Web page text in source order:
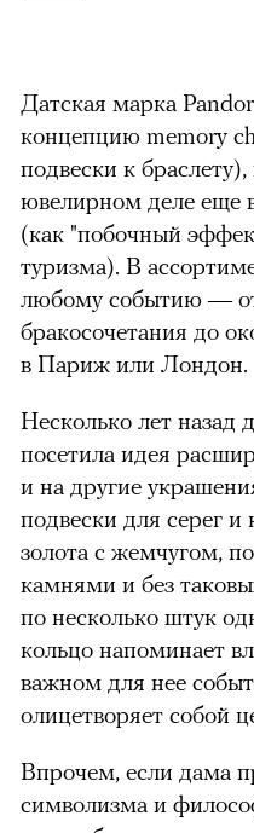
Датская марка
концепцию memory
подвески к
ювелирном деле еще
(как "побочный
туризма). В
любому событию —
бракосочетания до
в Париж или Лондон.
Несколько лет назад
посетила идея
и на другие
подвески для серег и
золота с жемчугом,
камнями и без
по несколько штук
кольцо напоминает
важном для нее
олицетворяет собой
Впрочем, если дама
символизма и